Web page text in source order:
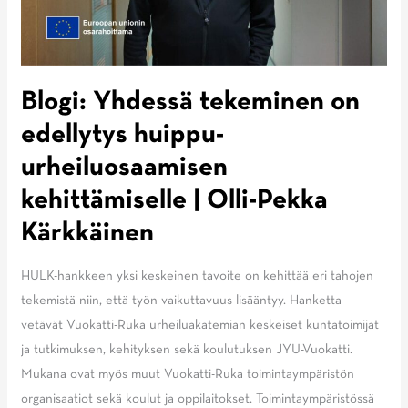
Blogi: Yhdessä tekeminen on
edellytys huippu-
urheiluosaamisen
kehittämiselle | Olli-Pekka
Kärkkäinen
HULK-hankkeen yksi keskeinen tavoite on kehittää eri tahojen
tekemistä niin, että työn vaikuttavuus lisääntyy. Hanketta
vetävät Vuokatti-Ruka urheiluakatemian keskeiset kuntatoimijat
ja tutkimuksen, kehityksen sekä koulutuksen JYU-Vuokatti.
Mukana ovat myös muut Vuokatti-Ruka toimintaympäristön
organisaatiot sekä koulut ja oppilaitokset. Toimintaympäristössä